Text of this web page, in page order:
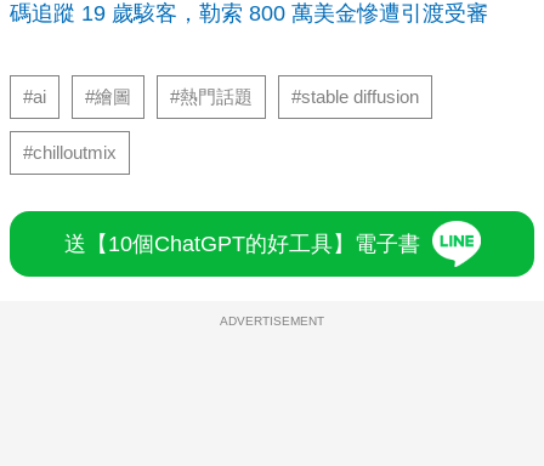
碼追蹤 19 歲駭客，勒索 800 萬美金慘遭引渡受審
#ai #繪圖 #熱門話題 #stable diffusion
#chilloutmix
送【10個ChatGPT的好工具】電子書
ADVERTISEMENT